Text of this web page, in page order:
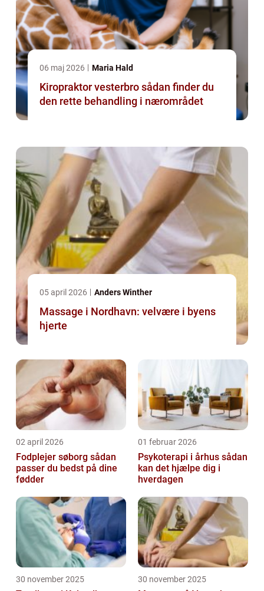
06 maj 2026 Maria Hald
Kiropraktor vesterbro sådan finder du
den rette behandling i nærområdet
05 april 2026 Anders Winther
Massage i Nordhavn: velvære i byens
hjerte
02 april 2026
Fodplejer søborg sådan
passer du bedst på dine
fødder
01 februar 2026
Psykoterapi i århus sådan
kan det hjælpe dig i
hverdagen
30 november 2025 30 november 2025